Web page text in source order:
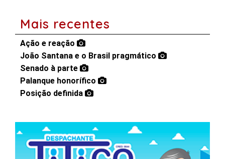
Mais recentes
Ação e reação
João Santana e o Brasil pragmático
Senado à parte
Palanque honorífico
Posição definida